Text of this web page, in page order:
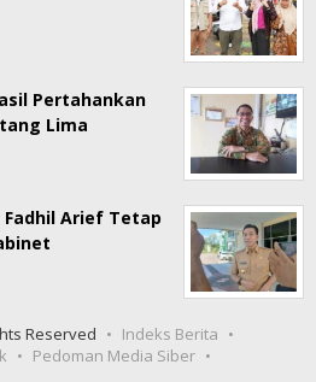
Pertahankan
Lima
Arief Tetap
Reserved
Indeks Berita
Pedoman Media Siber